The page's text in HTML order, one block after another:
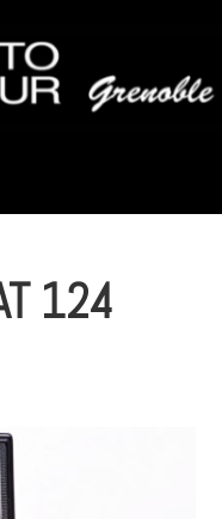
124